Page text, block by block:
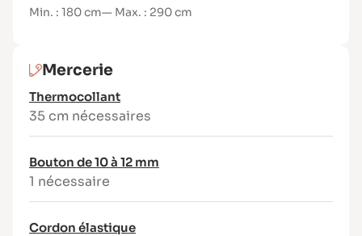
Min. : 180 cm— Max. : 290 cm
Mercerie
Thermocollant
35 cm nécessaires
Bouton de 10 à 12 mm
1 nécessaire
Cordon élastique